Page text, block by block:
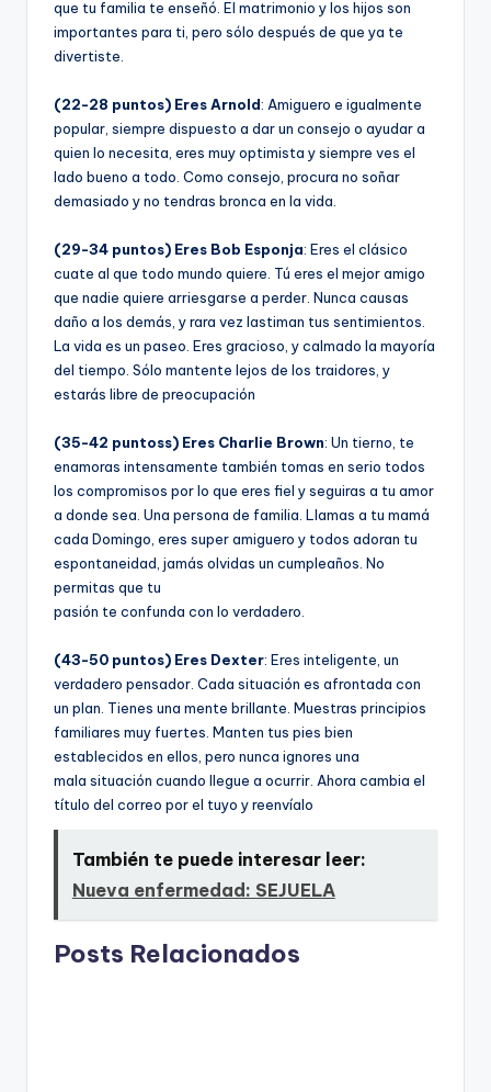
que tu familia te enseñó. El matrimonio y los hijos son
importantes para ti, pero sólo después de que ya te
divertiste.
(22-28 puntos) Eres Arnold: Amiguero e igualmente
popular, siempre dispuesto a dar un consejo o ayudar a
quien lo necesita, eres muy optimista y siempre ves el
lado bueno a todo. Como consejo, procura no soñar
demasiado y no tendras bronca en la vida.
(29-34 puntos) Eres Bob Esponja: Eres el clásico
cuate al que todo mundo quiere. Tú eres el mejor amigo
que nadie quiere arriesgarse a perder. Nunca causas
daño a los demás, y rara vez lastiman tus sentimientos.
La vida es un paseo. Eres gracioso, y calmado la mayorí­a
del tiempo. Sólo mantente lejos de los traidores, y
estarás libre de preocupación
(35-42 puntoss) Eres Charlie Brown: Un tierno, te
enamoras intensamente también tomas en serio todos
los compromisos por lo que eres fiel y seguiras a tu amor
a donde sea. Una persona de familia. Llamas a tu mamá
cada Domingo, eres super amiguero y todos adoran tu
espontaneidad, jamás olvidas un cumpleaños. No
permitas que tu
pasión te confunda con lo verdadero.
(43-50 puntos) Eres Dexter: Eres inteligente, un
verdadero pensador. Cada situación es afrontada con
un plan. Tienes una mente brillante. Muestras principios
familiares muy fuertes. Manten tus pies bien
establecidos en ellos, pero nunca ignores una
mala situación cuando llegue a ocurrir. Ahora cambia el
tí­tulo del correo por el tuyo y reenví­alo
También te puede interesar leer:
Nueva enfermedad: SEJUELA
Posts Relacionados